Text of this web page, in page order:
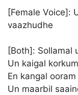
[Female Voice]:
vaazhudhe
[Both]: Sollamal
Un kaigal
En kangal
Un maarbil